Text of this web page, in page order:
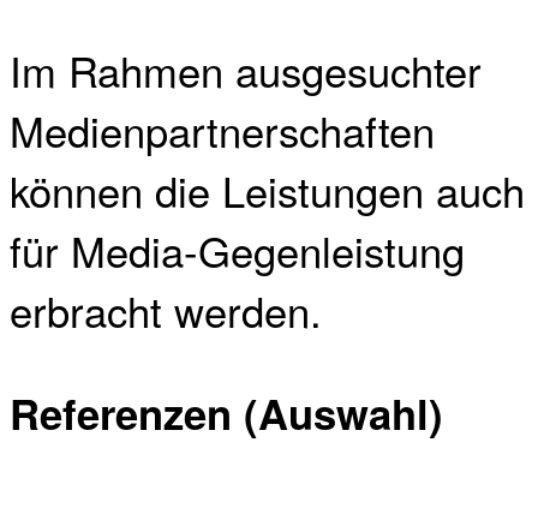
Im Rahmen ausgesuchter
Medienpartnerschaften
können die Leistungen auch
für Media-Gegenleistung
erbracht werden.
Referenzen (Auswahl)